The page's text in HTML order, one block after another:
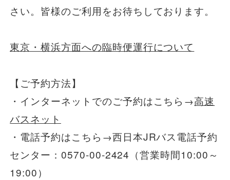
お問い合わせ・Q&A
安全安心への
さい。皆様のご利用をお待ちしております。
東京・横浜方面への臨時便運行について
【ご予約方法】
・インターネットでのご予約はこちら→高速
バスネット
・電話予約はこちら→西日本JRバス電話予約
センター：0570-00-2424（営業時間10:00～
19:00）